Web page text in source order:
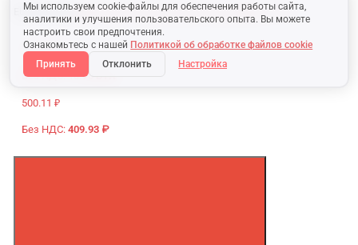
Мы используем cookie-файлы для обеспечения работы сайта,
аналитики и улучшения пользовательского опыта. Вы можете
настроить свои предпочтения.
Ознакомьтесь с нашей Политикой об обработке файлов cookie
Принять
Отклонить Настройка
EU44-657358 Брелок круглый d=40 мм - без коробки 4.04 €
16.44 BYN
Без НДС:13.70 BYN
500.11 ₽
Без НДС: 409.93 ₽